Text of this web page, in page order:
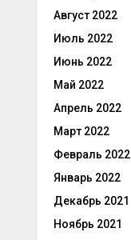
Август 2022
Июль 2022
Июнь 2022
Май 2022
Апрель 2022
Март 2022
Февраль 2022
Январь 2022
Декабрь 2021
Ноябрь 2021